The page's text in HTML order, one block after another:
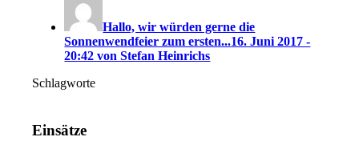
Hallo, wir würden gerne die
Sonnenwendfeier zum ersten...16. Juni 2017 -
20:42 von Stefan Heinrichs
Schlagworte
Einsätze